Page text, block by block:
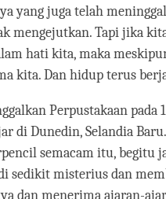
yang juga telah
mengejutkan. Tapi jika
hati kita, maka
kita. Dan hidup terus
Perpustakaan
di Dunedin, Selandia
semacam itu, begitu
sedikit misterius dan
dan menerima ajaran-